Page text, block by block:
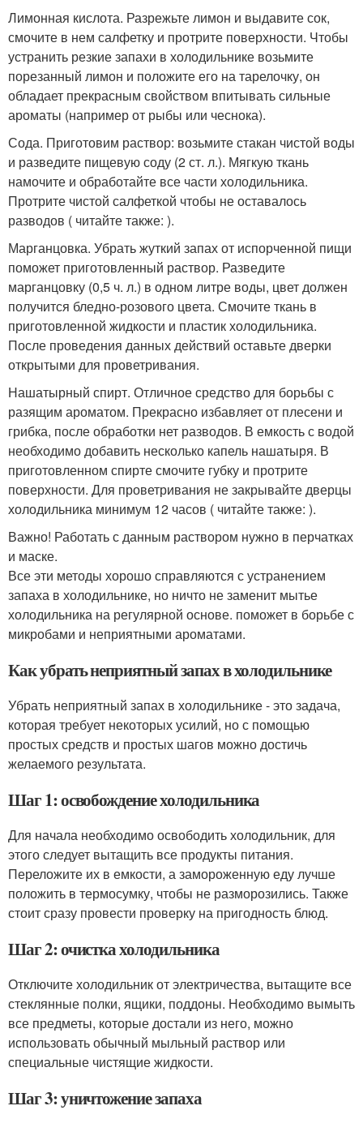
Лимонная кислота. Разрежьте лимон и выдавите сок,
смочите в нем салфетку и протрите поверхности. Чтобы
устранить резкие запахи в холодильнике возьмите
порезанный лимон и положите его на тарелочку, он
обладает прекрасным свойством впитывать сильные
ароматы (например от рыбы или чеснока).
Сода. Приготовим раствор: возьмите стакан чистой воды
и разведите пищевую соду (2 ст. л.). Мягкую ткань
намочите и обработайте все части холодильника.
Протрите чистой салфеткой чтобы не оставалось
разводов ( читайте также: ).
Марганцовка. Убрать жуткий запах от испорченной пищи
поможет приготовленный раствор. Разведите
марганцовку (0,5 ч. л.) в одном литре воды, цвет должен
получится бледно-розового цвета. Смочите ткань в
приготовленной жидкости и пластик холодильника.
После проведения данных действий оставьте дверки
открытыми для проветривания.
Нашатырный спирт. Отличное средство для борьбы с
разящим ароматом. Прекрасно избавляет от плесени и
грибка, после обработки нет разводов. В емкость с водой
необходимо добавить несколько капель нашатыря. В
приготовленном спирте смочите губку и протрите
поверхности. Для проветривания не закрывайте дверцы
холодильника минимум 12 часов ( читайте также: ).
Важно! Работать с данным раствором нужно в перчатках
и маске.
Все эти методы хорошо справляются с устранением
запаха в холодильнике, но ничто не заменит мытье
холодильника на регулярной основе. поможет в борьбе с
микробами и неприятными ароматами.
Как убрать неприятный запах в холодильнике
Убрать неприятный запах в холодильнике - это задача,
которая требует некоторых усилий, но с помощью
простых средств и простых шагов можно достичь
желаемого результата.
Шаг 1: освобождение холодильника
Для начала необходимо освободить холодильник, для
этого следует вытащить все продукты питания.
Переложите их в емкости, а замороженную еду лучше
положить в термосумку, чтобы не разморозились. Также
стоит сразу провести проверку на пригодность блюд.
Шаг 2: очистка холодильника
Отключите холодильник от электричества, вытащите все
стеклянные полки, ящики, поддоны. Необходимо вымыть
все предметы, которые достали из него, можно
использовать обычный мыльный раствор или
специальные чистящие жидкости.
Шаг 3: уничтожение запаха